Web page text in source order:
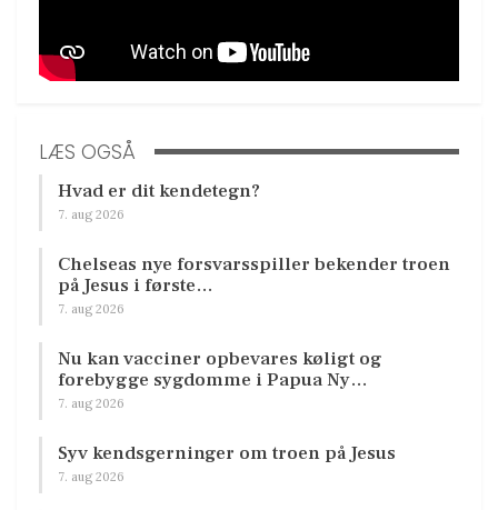
LÆS OGSÅ
Hvad er dit kendetegn?
7. aug 2026
Chelseas nye forsvarsspiller bekender troen
på Jesus i første…
7. aug 2026
Nu kan vacciner opbevares køligt og
forebygge sygdomme i Papua Ny…
7. aug 2026
Syv kendsgerninger om troen på Jesus
7. aug 2026